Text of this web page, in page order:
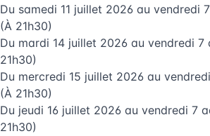
Du samedi 11 juillet 2026auvendredi
(À 21h30)
Du mardi 14 juillet 2026auvendredi 7
21h30)
Du mercredi 15 juillet 2026au
(À 21h30)
Du jeudi 16 juillet 2026auvendredi 7
21h30)